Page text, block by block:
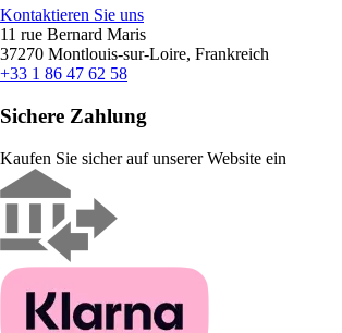
Kontaktieren Sie uns
11 rue Bernard Maris
37270 Montlouis-sur-Loire, Frankreich
+33 1 86 47 62 58
Sichere Zahlung
Kaufen Sie sicher auf unserer Website ein